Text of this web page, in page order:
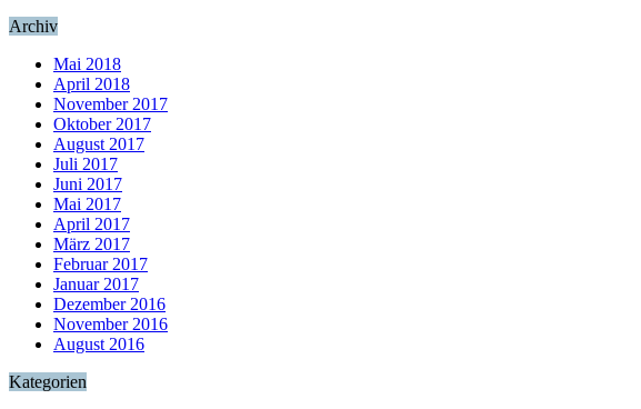
Archiv
Mai 2018
April 2018
November 2017
Oktober 2017
August 2017
Juli 2017
Juni 2017
Mai 2017
April 2017
März 2017
Februar 2017
Januar 2017
Dezember 2016
November 2016
August 2016
Kategorien